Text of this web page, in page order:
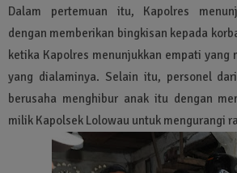
Dalam pertemuan itu, Kapolres
dengan memberikan bingkisan kepada
ketika Kapolres menunjukkan empati yang
yang dialaminya. Selain itu, personel
berusaha menghibur anak itu dengan
milik Kapolsek Lolowau untuk mengurangi